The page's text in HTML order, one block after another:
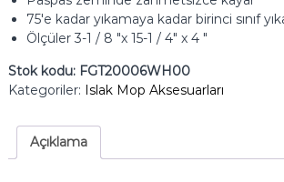
75'e kadar yıkamaya kadar birinci sınıf
Ölçüler 3-1 / 8 "x 15-1 / 4" x 4 "
Stok kodu: FGT20006WH00
Kategoriler: Islak Mop Aksesuarları
Açıklama